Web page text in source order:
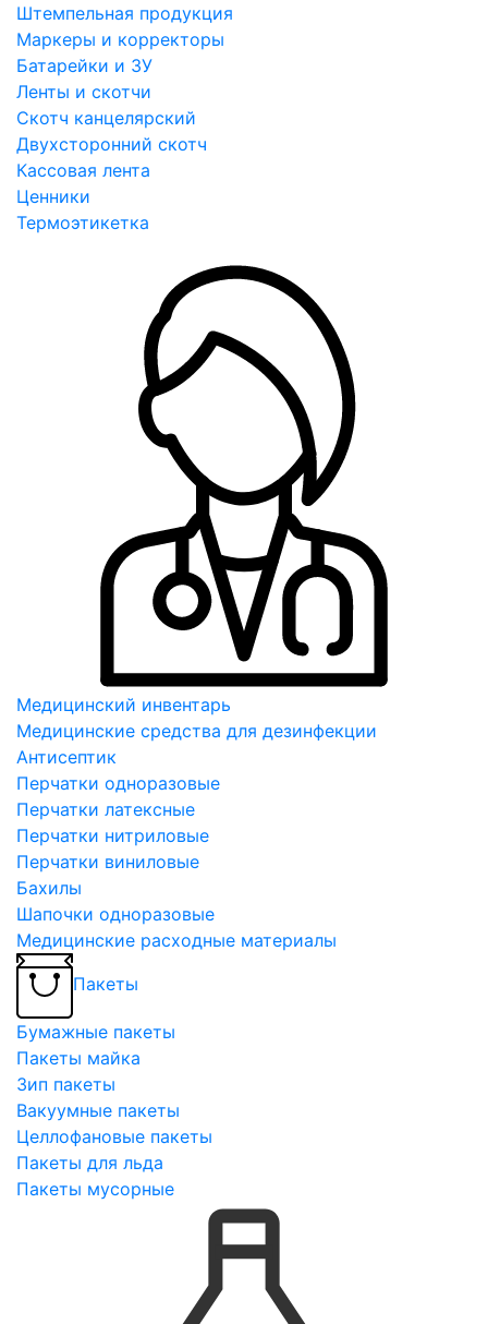
Штемпельная продукция
Маркеры и корректоры
Батарейки и ЗУ
Ленты и скотчи
Скотч канцелярский
Двухсторонний скотч
Кассовая лента
Ценники
Термоэтикетка
Медицинский инвентарь
Медицинские средства для дезинфекции
Антисептик
Перчатки одноразовые
Перчатки латексные
Перчатки нитриловые
Перчатки виниловые
Бахилы
Шапочки одноразовые
Медицинские расходные материалы
Пакеты
Бумажные пакеты
Пакеты майка
Зип пакеты
Вакуумные пакеты
Целлофановые пакеты
Пакеты для льда
Пакеты мусорные